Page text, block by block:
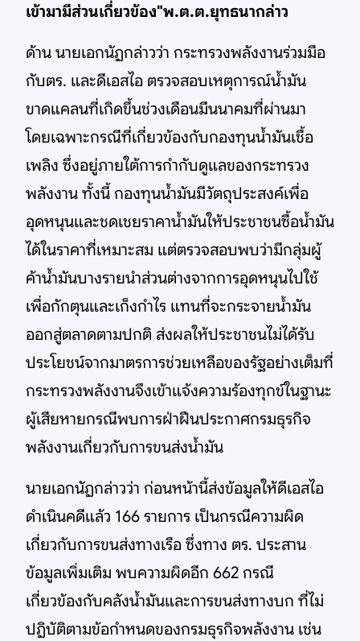
เข้ามามีส่วนเกี่ยวข้อง"พ.ต.ต.ยุทธนากล่าว
ด้าน นายเอกนัฏกล่าวว่า กระทรวงพลังงานร่วมมือ
กับตร. และดีเอสไอ ตรวจสอบเหตุการณ์น้ำมัน
ขาดแคลนที่เกิดขึ้นช่วงเดือนมีนนาคมที่ผ่านมา
โดยเฉพาะกรณีที่เกี่ยวข้องกับกองทุนน้ำมันเชื้อ
เพลิง ซึ่งอยู่ภายใต้การกำกับดูแลของกระทรวง
พลังงาน ทั้งนี้ กองทุนน้ำมันมีวัตถุประสงค์เพื่อ
อุดหนุนและชดเชยราคาน้ำมันให้ประชาชนซื้อน้ำมัน
ได้ในราคาที่เหมาะสม แต่ตรวจสอบพบว่ามีกลุ่มผู้
ค้าน้ำมันบางรายนำส่วนต่างจากการอุดหนุนไปใช้
เพื่อกักตุนและเก็งกำไร แทนที่จะกระจายน้ำมัน
ออกสู่ตลาดตามปกติ ส่งผลให้ประชาชนไม่ได้รับ
ประโยชน์จากมาตรการช่วยเหลือของรัฐอย่างเต็มที่
กระทรวงพลังงานจึงเข้าแจ้งความร้องทุกข์ในฐานะ
ผู้เสียหายกรณีพบการฝ่าฝืนประกาศกรมธุรกิจ
พลังงานเกี่ยวกับการขนส่งน้ำมัน
นายเอกนัฏกล่าวว่า ก่อนหน้านี้ส่งข้อมูลให้ดีเอสไอ
ดำเนินคดีแล้ว 166 รายการ เป็นกรณีความผิด
เกี่ยวกับการขนส่งทางเรือ ซึ่งทาง ตร. ประสาน
ข้อมูลเพิ่มเติม พบความผิดอีก 662 กรณี
เกี่ยวข้องกับคลังน้ำมันและการขนส่งทางบก ที่ไม่
ปฏิบัติตามข้อกำหนดของกรมธุรกิจพลังงาน เช่น